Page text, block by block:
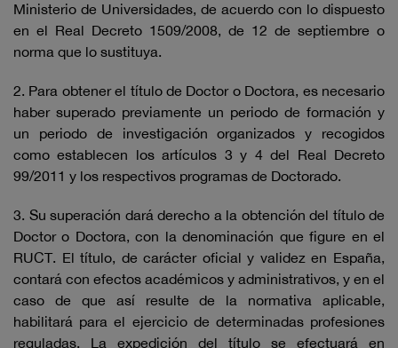
Ministerio de Universidades, de acuerdo con lo dispuesto
en el Real Decreto 1509/2008, de 12 de septiembre o
norma que lo sustituya.
2. Para obtener el título de Doctor o Doctora, es necesario
haber superado previamente un periodo de formación y
un periodo de investigación organizados y recogidos
como establecen los artículos 3 y 4 del Real Decreto
99/2011 y los respectivos programas de Doctorado.
3. Su superación dará derecho a la obtención del título de
Doctor o Doctora, con la denominación que figure en el
RUCT. El título, de carácter oficial y validez en España,
contará con efectos académicos y administrativos, y en el
caso de que así resulte de la normativa aplicable,
habilitará para el ejercicio de determinadas profesiones
reguladas. La expedición del título se efectuará en